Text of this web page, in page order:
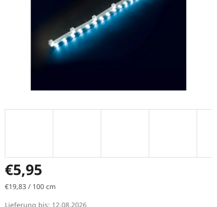
€5,95
Verkaufspreis:
€19,83 / 100 cm
Lieferung bis: 12.08.2026